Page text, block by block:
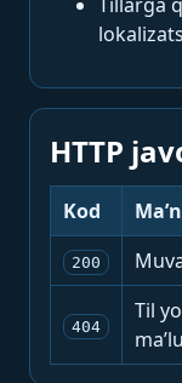
HTTP
Kod
200
404
Til